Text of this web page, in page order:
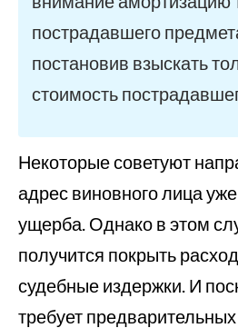
пострадавшего
постановив взыскать
стоимость
Некоторые советуют
адрес виновного лица
ущерба. Однако в этом
получится покрыть
судебные издержки. И
требует